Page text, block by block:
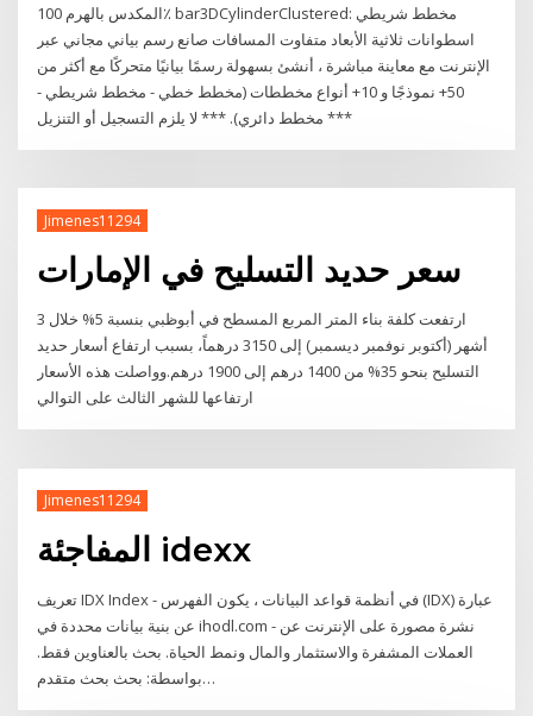
المكدس بالهرم 100٪ bar3DCylinderClustered: مخطط شريطي
اسطوانات ثلاثية الأبعاد متفاوت المسافات صانع رسم بياني مجاني عبر
الإنترنت مع معاينة مباشرة ، أنشئ بسهولة رسمًا بيانيًا متحركًا مع أكثر من
50+ نموذجًا و 10+ أنواع مخططات (مخطط خطي - مخطط شريطي -
مخطط دائري). *** لا يلزم التسجيل أو التنزيل ***
Jimenes11294
سعر حديد التسليح في الإمارات
ارتفعت كلفة بناء المتر المربع المسطح في أبوظبي بنسبة 5% خلال 3
أشهر (أكتوبر نوفمبر ديسمبر) إلى 3150 درهماً، بسبب ارتفاع أسعار حديد
التسليح بنحو 35% من 1400 درهم إلى 1900 درهم.وواصلت هذه الأسعار
ارتفاعها للشهر الثالث على التوالي
Jimenes11294
المفاجئة idexx
تعريف IDX Index - في أنظمة قواعد البيانات ، يكون الفهرس (IDX) عبارة
عن بنية بيانات محددة في ihodl.com - نشرة مصورة على الإنترنت عن
العملات المشفرة والاستثمار والمال ونمط الحياة. بحث بالعناوين فقط.
بواسطة: بحث بحث متقدم…